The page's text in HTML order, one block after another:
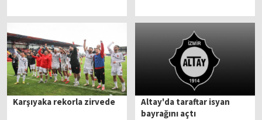
Karşıyaka rekorla zirvede
Altay'da taraftar isyan
bayrağını açtı